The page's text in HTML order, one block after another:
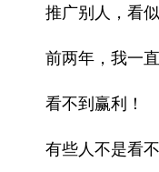
推广别人，看
前两年，我一
看不到赢利！
有些人不是看